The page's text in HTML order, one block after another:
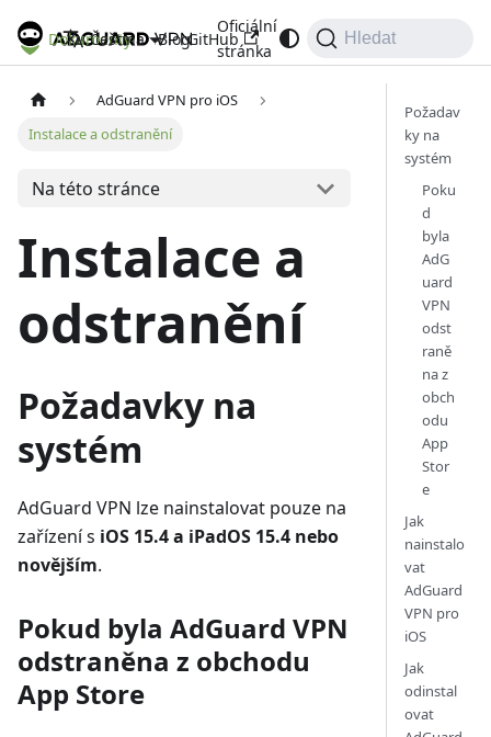
Dokumenty Blog
Oficiální
stránka
Čeština GitHub Hledat
AdGuard VPN pro iOS
Instalace a odstranění
Na této stránce
Instalace a
odstranění
Požadavky na
systém
AdGuard VPN lze nainstalovat pouze na
zařízení s iOS 15.4 a iPadOS 15.4 nebo
novějším.
Pokud byla AdGuard VPN
odstraněna z obchodu
App Store
Požadav
ky na
systém
Poku
d
byla
AdG
uard
VPN
odst
raně
na z
obch
odu
App
Stor
e
Jak
nainstalo
vat
AdGuard
VPN pro
iOS
Jak
odinstal
ovat